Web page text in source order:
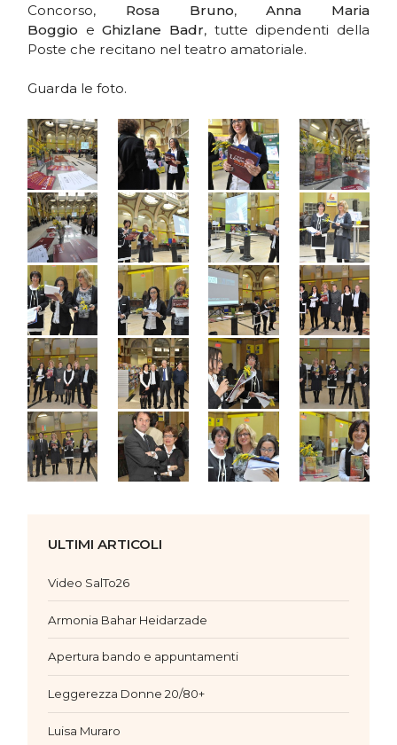
Concorso, Rosa Bruno,Anna Maria
Boggio eGhizlane Badr, tutte dipendenti della
Poste che recitano nel teatro amatoriale.
Guarda le foto.
ULTIMI ARTICOLI
Video SalTo26
Armonia Bahar Heidarzade
Apertura bando e appuntamenti
Leggerezza Donne 20/80+
Luisa Muraro